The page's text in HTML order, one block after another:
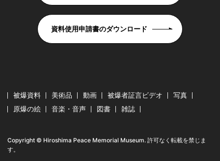
資料使用申請書のダウンロード
被爆資料 美術品 動画 被爆者証言ビデオ
写真
原爆の絵
音楽・音声 図書 雑誌
Copyright © Hiroshima Peace Memorial Museum. 許可なく転載を禁じま
す。